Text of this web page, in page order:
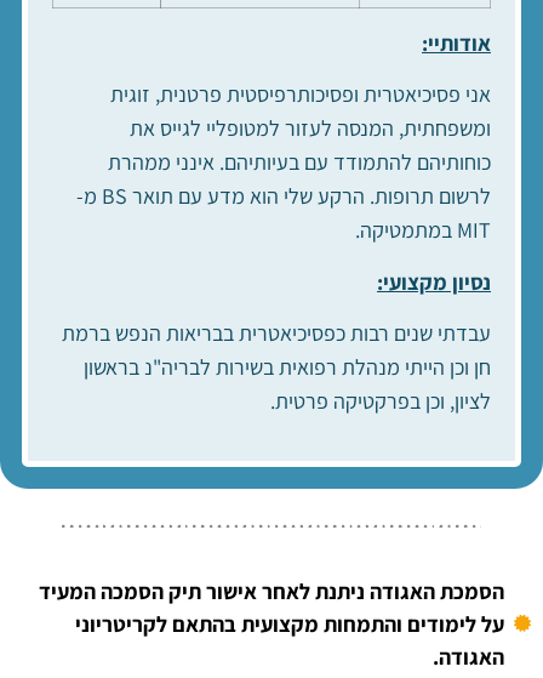
אודותיי:
אני פסיכיאטרית ופסיכותרפיסטית פרטנית, זוגית
ומשפחתית, המנסה לעזור למטופליי לגייס את
כוחותיהם להתמודד עם בעיותיהם. אינני ממהרת
לרשום תרופות. הרקע שלי הוא מדע עם תואר BS מ-
MIT במתמטיקה.
נסיון מקצועי:
עבדתי שנים רבות כפסיכיאטרית בבריאות הנפש ברמת
חן וכן הייתי מנהלת רפואית בשירות לבריה"נ בראשון
לציון, וכן בפרקטיקה פרטית.
הסמכת האגודה ניתנת לאחר אישור תיק הסמכה המעיד
על לימודים והתמחות מקצועית בהתאם לקריטריוני
האגודה.